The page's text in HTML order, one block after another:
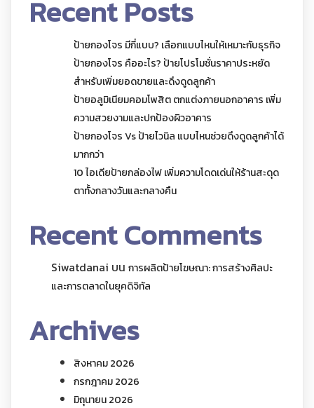
Recent Posts
ป้ายกองโจร มีกี่แบบ? เลือกแบบไหนให้เหมาะกับธุรกิจ
ป้ายกองโจร คืออะไร? ป้ายโปรโมชั่นราคาประหยัด
สำหรับเพิ่มยอดขายและดึงดูดลูกค้า
ป้ายอลูมิเนียมคอมโพสิต ตกแต่งภายนอกอาคาร เพิ่ม
ความสวยงามและปกป้องผิวอาคาร
ป้ายกองโจร Vs ป้ายไวนิล แบบไหนช่วยดึงดูดลูกค้าได้
มากกว่า
10 ไอเดียป้ายกล่องไฟ เพิ่มความโดดเด่นให้ร้านสะดุด
ตาทั้งกลางวันและกลางคืน
Recent Comments
Siwatdanai บน การผลิตป้ายโฆษณา: การสร้างศิลปะ
และการตลาดในยุคดิจิทัล
Archives
สิงหาคม 2026
กรกฎาคม 2026
มิถุนายน 2026